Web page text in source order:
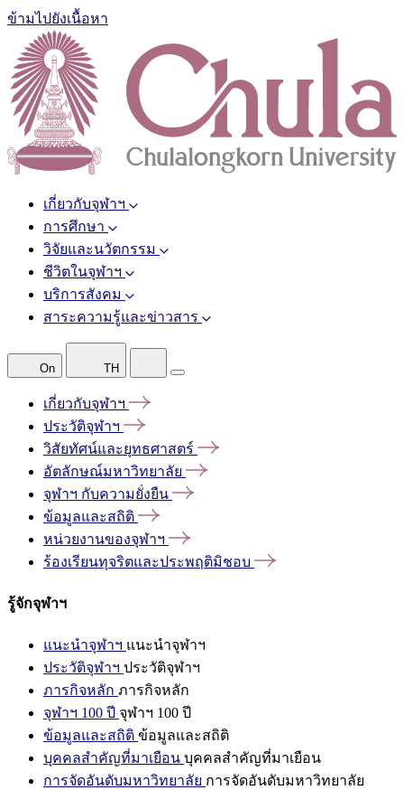
ข้ามไปยังเนื้อหา
เกี่ยวกับจุฬาฯ
การศึกษา
วิจัยและนวัตกรรม
ชีวิตในจุฬาฯ
บริการสังคม
สาระความรู้และข่าวสาร
On TH
เกี่ยวกับจุฬาฯ
ประวัติจุฬาฯ
วิสัยทัศน์และยุทธศาสตร์
อัตลักษณ์มหาวิทยาลัย
จุฬาฯ กับความยั่งยืน
ข้อมูลและสถิติ
หน่วยงานของจุฬาฯ
ร้องเรียนทุจริตและประพฤติมิชอบ
รู้จักจุฬาฯ
แนะนำจุฬาฯ แนะนำจุฬาฯ
ประวัติจุฬาฯ ประวัติจุฬาฯ
ภารกิจหลัก ภารกิจหลัก
จุฬาฯ 100 ปี จุฬาฯ 100 ปี
ข้อมูลและสถิติ ข้อมูลและสถิติ
บุคคลสำคัญที่มาเยือน บุคคลสำคัญที่มาเยือน
การจัดอันดับมหาวิทยาลัย การจัดอันดับมหาวิทยาลัย